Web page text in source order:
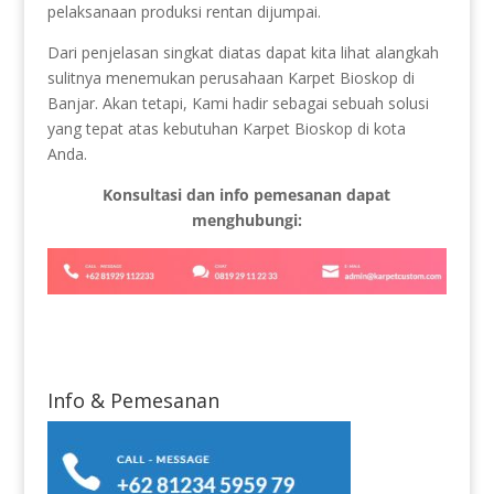
pelaksanaan produksi rentan dijumpai.
Dari penjelasan singkat diatas dapat kita lihat alangkah
sulitnya menemukan perusahaan Karpet Bioskop di
Banjar. Akan tetapi, Kami hadir sebagai sebuah solusi
yang tepat atas kebutuhan Karpet Bioskop di kota
Anda.
Konsultasi dan info pemesanan dapat
menghubungi:
Info & Pemesanan